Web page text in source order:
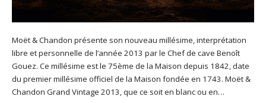
Moët & Chandon présente son nouveau millésime, interprétation
libre et personnelle de l’année 2013 par le Chef de cave Benoît
Gouez. Ce millésime est le 75ème de la Maison depuis 1842, date
du premier millésime officiel de la Maison fondée en 1743. Moët &
Chandon Grand Vintage 2013, que ce soit en blanc ou en…